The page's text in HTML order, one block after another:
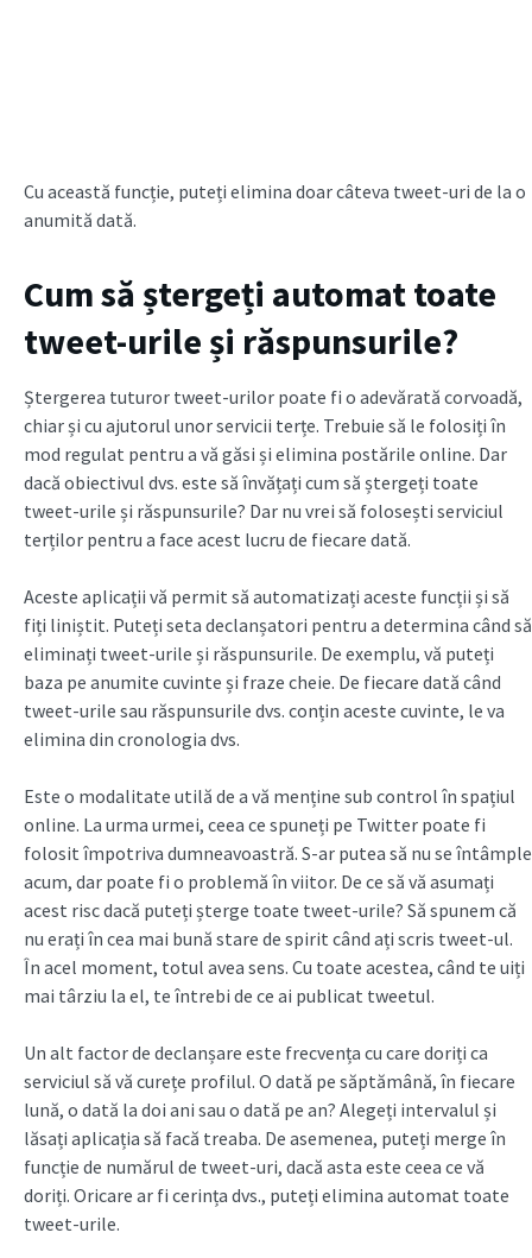
Cu această funcție, puteți elimina doar câteva tweet-uri de la o
anumită dată.
Cum să ștergeți automat toate
tweet-urile și răspunsurile?
Ștergerea tuturor tweet-urilor poate fi o adevărată corvoadă,
chiar și cu ajutorul unor servicii terțe. Trebuie să le folosiți în
mod regulat pentru a vă găsi și elimina postările online. Dar
dacă obiectivul dvs. este să învățați cum să ștergeți toate
tweet-urile și răspunsurile? Dar nu vrei să folosești serviciul
terților pentru a face acest lucru de fiecare dată.
Aceste aplicații vă permit să automatizați aceste funcții și să
fiți liniștit. Puteți seta declanșatori pentru a determina când să
eliminați tweet-urile și răspunsurile. De exemplu, vă puteți
baza pe anumite cuvinte și fraze cheie. De fiecare dată când
tweet-urile sau răspunsurile dvs. conțin aceste cuvinte, le va
elimina din cronologia dvs.
Este o modalitate utilă de a vă menține sub control în spațiul
online. La urma urmei, ceea ce spuneți pe Twitter poate fi
folosit împotriva dumneavoastră. S-ar putea să nu se întâmple
acum, dar poate fi o problemă în viitor. De ce să vă asumați
acest risc dacă puteți șterge toate tweet-urile? Să spunem că
nu erați în cea mai bună stare de spirit când ați scris tweet-ul.
În acel moment, totul avea sens. Cu toate acestea, când te uiți
mai târziu la el, te întrebi de ce ai publicat tweetul.
Un alt factor de declanșare este frecvența cu care doriți ca
serviciul să vă curețe profilul. O dată pe săptămână, în fiecare
lună, o dată la doi ani sau o dată pe an? Alegeți intervalul și
lăsați aplicația să facă treaba. De asemenea, puteți merge în
funcție de numărul de tweet-uri, dacă asta este ceea ce vă
doriți. Oricare ar fi cerința dvs., puteți elimina automat toate
tweet-urile.